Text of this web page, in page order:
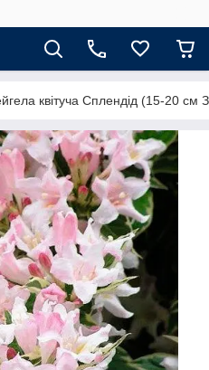
квітуча Сплендід (15-20 см